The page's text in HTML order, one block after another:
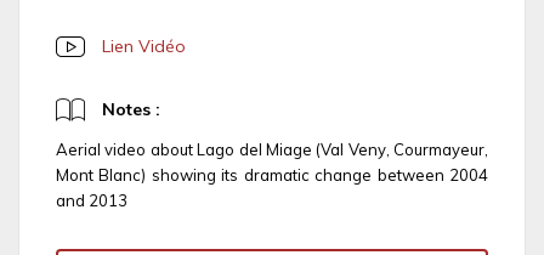
Lien Vidéo
Notes :
Aerial video about Lago del Miage (Val Veny, Courmayeur,
Mont Blanc) showing its dramatic change between 2004
and 2013